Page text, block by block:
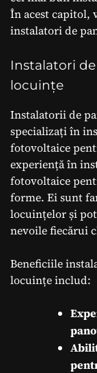
În acest capitol,
instalatori de
Instalatori
locuințe
Instalatorii de
specializați în
fotovoltaice
experiență în
fotovoltaice
forme. Ei sunt
locuințelor și
nevoile fiecărui
Beneficiile
locuințe includ: